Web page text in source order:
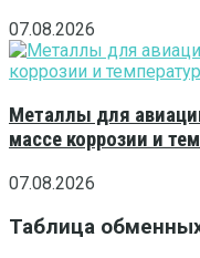
07.08.2026
Металлы для
массе коррозии и
07.08.2026
Таблица